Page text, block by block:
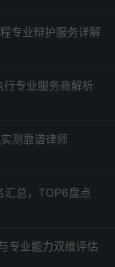
专业辩护服务详解
行专业服务商解析
测靠谱律师
汇总，TOP6盘点
专业能力双维评估